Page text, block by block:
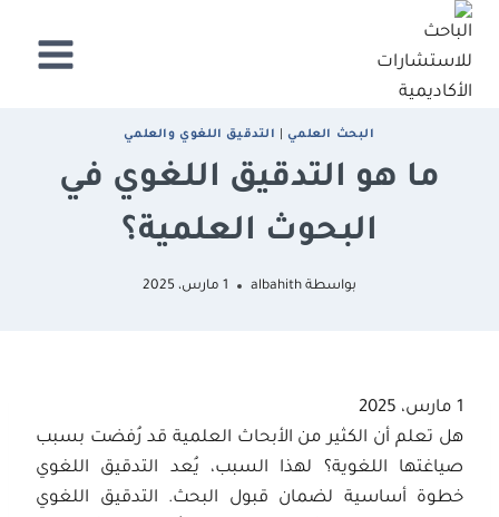
التجاوز
البحث العلمي التدقيق اللغوي والعلمي
ما هو التدقيق اللغوي في
البحوث العلمية؟
بواسطة albahith 1 مارس، 2025
1 مارس، 2025
هل تعلم أن الكثير من الأبحاث العلمية قد رُفضت بسبب
صياغتها اللغوية؟ لهذا السبب، يُعد التدقيق اللغوي
خطوة أساسية لضمان قبول البحث. التدقيق اللغوي